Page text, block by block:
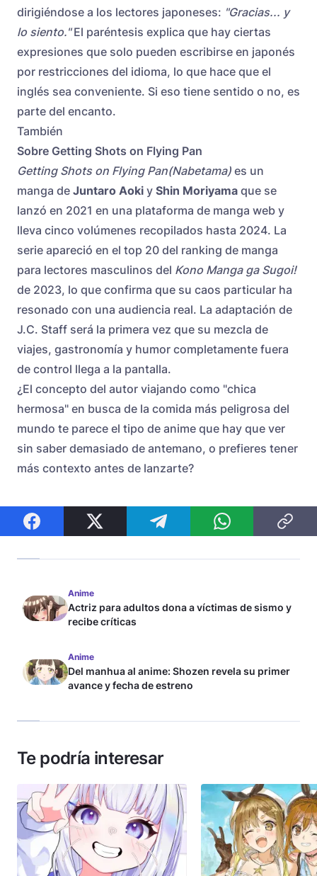
dirigiéndose a los lectores japoneses: "Gracias... y
lo siento."El paréntesis explica que hay ciertas
expresiones que solo pueden escribirse en japonés
por restricciones del idioma, lo que hace que el
inglés sea conveniente. Si eso tiene sentido o no, es
parte del encanto.
También
Sobre Getting Shots on Flying Pan
Getting Shots on Flying Pan(Nabetama) es un
manga de Juntaro Aoki y Shin Moriyama que se
lanzó en 2021 en una plataforma de manga web y
lleva cinco volúmenes recopilados hasta 2024. La
serie apareció en el top 20 del ranking de manga
para lectores masculinos del Kono Manga ga Sugoi!
de 2023, lo que confirma que su caos particular ha
resonado con una audiencia real. La adaptación de
J.C. Staff será la primera vez que su mezcla de
viajes, gastronomía y humor completamente fuera
de control llega a la pantalla.
¿El concepto del autor viajando como "chica
hermosa" en busca de la comida más peligrosa del
mundo te parece el tipo de anime que hay que ver
sin saber demasiado de antemano, o prefieres tener
más contexto antes de lanzarte?
Anime
Actriz para adultos dona a víctimas de sismo y
recibe críticas
Anime
Del manhua al anime: Shozen revela su primer
avance y fecha de estreno
Te podría interesar